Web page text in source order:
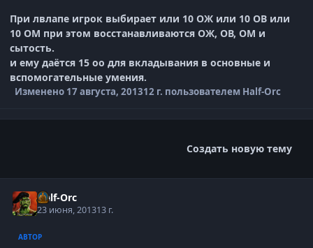
При лвлапе игрок выбирает или 10 ОЖ или 10 ОВ или
10 ОМ при этом восстанавливаются ОЖ, ОВ, ОМ и
сытость.
и ему даётся 15 оо для вкладывания в основные и
вспомогательные умения.
Изменено 17 августа, 201312 г. пользователем Half-Orc
Создать новую тему
Half-Orc
23 июня, 201313 г.
АВТОР